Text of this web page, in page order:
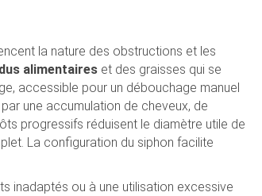
la nature des obstructions et les
alimentaires et des graisses qui se
accessible pour un débouchage manuel
une accumulation de cheveux, de
progressifs réduisent le diamètre utile de
La configuration du siphon facilite
inadaptés ou à une utilisation excessive